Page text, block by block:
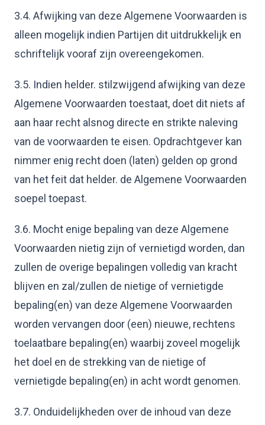
3.4. Afwijking van deze Algemene Voorwaarden is
alleen mogelijk indien Partijen dit uitdrukkelijk en
schriftelijk vooraf zijn overeengekomen.
3.5. Indien helder. stilzwijgend afwijking van deze
Algemene Voorwaarden toestaat, doet dit niets af
aan haar recht alsnog directe en strikte naleving
van de voorwaarden te eisen. Opdrachtgever kan
nimmer enig recht doen (laten) gelden op grond
van het feit dat helder. de Algemene Voorwaarden
soepel toepast.
3.6. Mocht enige bepaling van deze Algemene
Voorwaarden nietig zijn of vernietigd worden, dan
zullen de overige bepalingen volledig van kracht
blijven en zal/zullen de nietige of vernietigde
bepaling(en) van deze Algemene Voorwaarden
worden vervangen door (een) nieuwe, rechtens
toelaatbare bepaling(en) waarbij zoveel mogelijk
het doel en de strekking van de nietige of
vernietigde bepaling(en) in acht wordt genomen.
3.7. Onduidelijkheden over de inhoud van deze